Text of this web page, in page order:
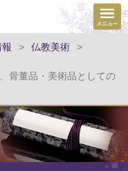
> 仏教美術
>
骨董品・美術品としての